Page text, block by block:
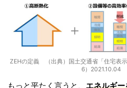
ZEHの定義 （出典）国土交通省「住宅表
6）2021.10.04
もっと平たく言うと、 エネルギー